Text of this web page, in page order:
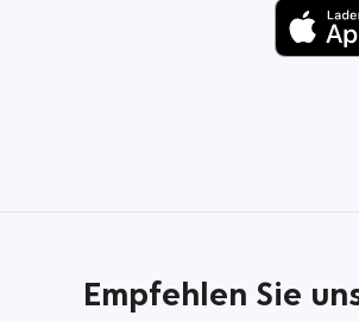
Empfehlen Sie